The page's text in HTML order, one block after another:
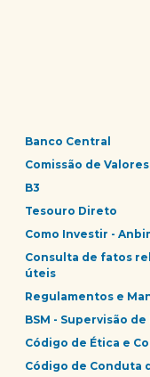
Banco Central
Comissão de
B3
Tesouro Direto
Como Investir -
Consulta de fatos
úteis
Regulamentos e
BSM - Supervisão
Código de Ética e
Código de Conduta